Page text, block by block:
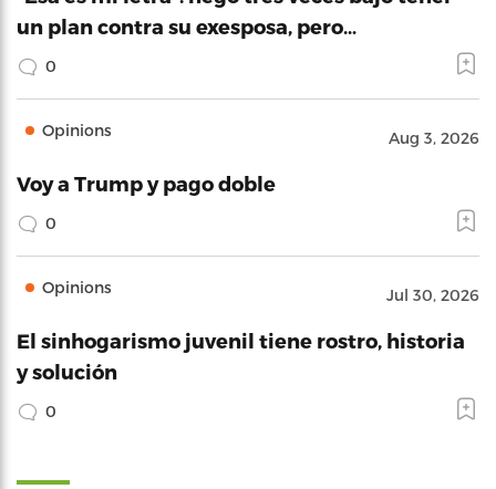
un plan contra su exesposa, pero…
0
Opinions Aug 3, 2026
Voy a Trump y pago doble
0
Opinions Jul 30, 2026
El sinhogarismo juvenil tiene rostro, historia
y solución
0